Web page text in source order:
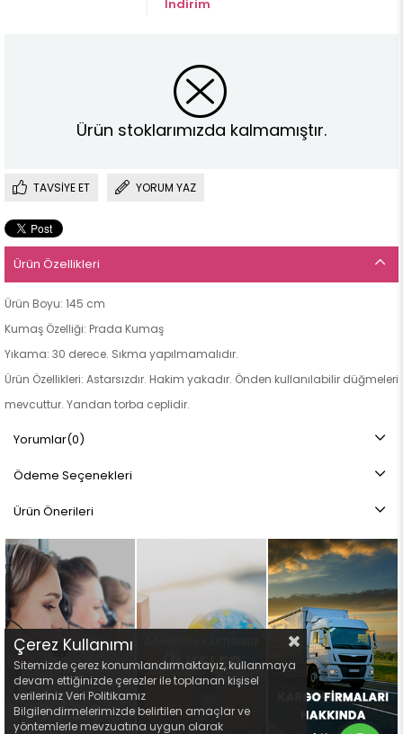
İndirim
Ürün stoklarımızda kalmamıştır.
TAVSIYE ET YORUM YAZ
Ürün Özellikleri
Ürün Boyu: 145 cm
Kumaş Özelliği: Prada Kumaş
Yıkama: 30 derece. Sıkma yapılmamalıdır.
Ürün Özellikleri: Astarsızdır. Hakim yakadır. Önden kullanılabilir düğmeleri
mevcuttur. Yandan torba ceplidir.
Not: Ürün renginde konsept fotoğraf çekimlerinden dolayı ton farkı
Yorumlar(0)
Ödeme Seçenekleri
Ürün Önerileri
Çerez Kullanımı
Sitemizde çerez konumlandırmaktayız, kullanmaya
devam ettiğinizde çerezler ile toplanan kişisel
verileriniz Veri Politikamız
Bilgilendirmelerimizde belirtilen amaçlar ve
yöntemlerle mevzuatına uygun olarak